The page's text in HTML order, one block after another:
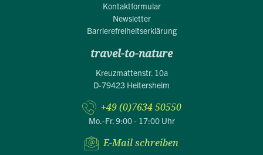
Kontaktformular
Newsletter
Barrierefreiheitserklärung
travel-to-nature
Kreuzmattenstr. 10a
D-79423 Heitersheim
+49 (0)7634 50550
Mo.-Fr. 9:00 - 17:00 Uhr
E-Mail schreiben